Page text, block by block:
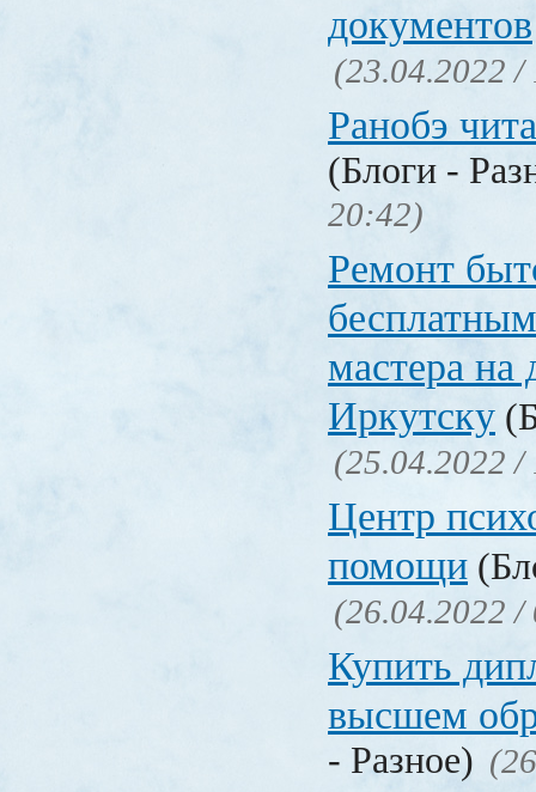
документов
(23.04.2022 /
Ранобэ
(Блоги -
20:42)
Ремонт
мастера на
Иркутску
(25.04.2022 /
Центр
помощи
(26.04.2022 /
Купить
высшем
- Разное)